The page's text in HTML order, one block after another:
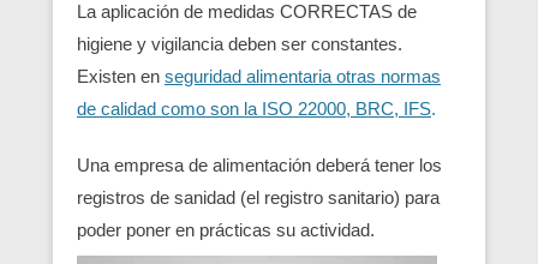
La aplicación de medidas CORRECTAS de
higiene y vigilancia deben ser constantes.
Existen en seguridad alimentaria otras normas
de calidad como son la ISO 22000, BRC, IFS.
Una empresa de alimentación deberá tener los
registros de sanidad (el registro sanitario) para
poder poner en prácticas su actividad.